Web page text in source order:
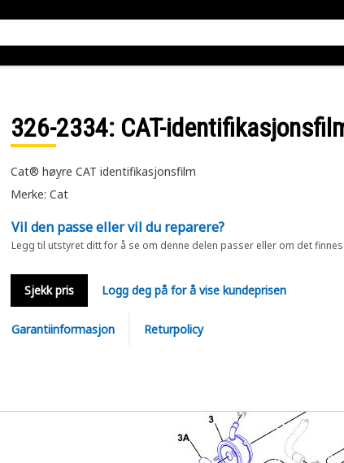
326-2334: CAT-
Cat® høyre CAT identifikasjonsfilm
Merke: Cat
Vil den passe eller vil du reparere?
Legg til utstyret ditt for å se om denne delen passer eller om det
Sjekk pris Logg deg på for å vise kundeprisen
Garantiinformasjon Returpolicy